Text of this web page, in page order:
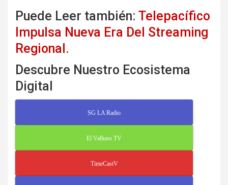
Puede Leer también: Telepacífico
Impulsa Nueva Era Del Streaming
Regional.
Descubre Nuestro Ecosistema
Digital
SG LA Radio
El Valluno TV
TimeCastV